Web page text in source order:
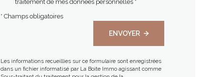
traitement de mes données personnelles *
* Champs obligatoires
ENVOYER
Les informations recueillies sur ce formulaire sont enregistrées
dans un fichier informatisé par La Boite Immo agissant comme